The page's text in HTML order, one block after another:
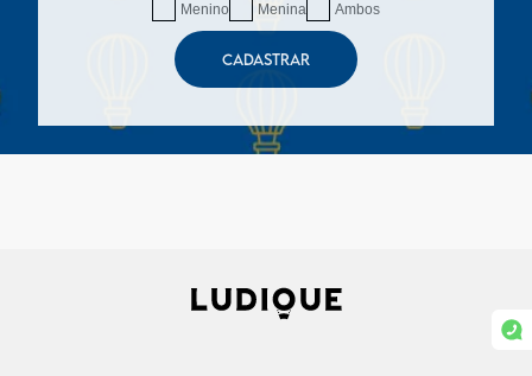
Menino Menina Ambos
CADASTRAR